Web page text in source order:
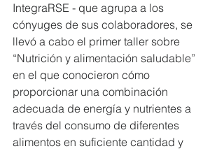
IntegraRSE - que agrupa a los
cónyuges de sus colaboradores, se
llevó a cabo el primer taller sobre
“Nutrición y alimentación saludable”
en el que conocieron cómo
proporcionar una combinación
adecuada de energía y nutrientes a
través del consumo de diferentes
alimentos en suficiente cantidad y